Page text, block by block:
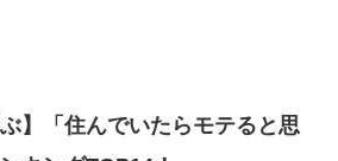
】「住んでいたらモテると思